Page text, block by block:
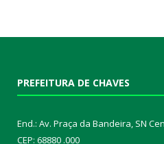
PREFEITURA DE CHAVES
End.: Av. Praça da Bandeira, SN
CEP: 68880 .000